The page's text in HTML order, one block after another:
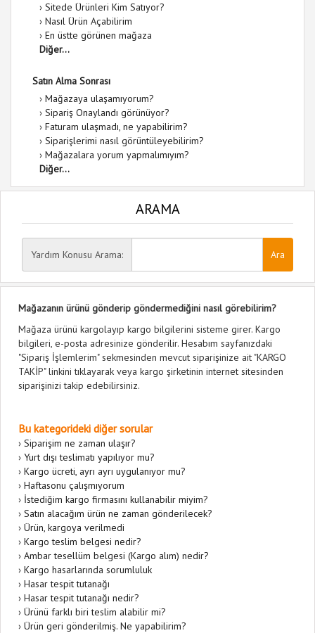
› Sitede Ürünleri Kim Satıyor?
› Nasıl Ürün Açabilirim
› En üstte görünen mağaza
Diğer...
Satın Alma Sonrası
› Mağazaya ulaşamıyorum?
› Sipariş Onaylandı görünüyor?
› Faturam ulaşmadı, ne yapabilirim?
› Siparişlerimi nasıl görüntüleyebilirim?
› Mağazalara yorum yapmalımıyım?
Diğer...
ARAMA
Yardım Konusu Arama:
Mağazanın ürünü gönderip göndermediğini nasıl görebilirim?
Mağaza ürünü kargolayıp kargo bilgilerini sisteme girer. Kargo
bilgileri, e-posta adresinize gönderilir. Hesabım sayfanızdaki
"Sipariş İşlemlerim" sekmesinden mevcut siparişinize ait "KARGO
TAKİP" linkini tıklayarak veya kargo şirketinin internet sitesinden
siparişinizi takip edebilirsiniz.
Bu kategorideki diğer sorular
› Siparişim ne zaman ulaşır?
› Yurt dışı teslimatı yapılıyor mu?
› Kargo ücreti, ayrı ayrı uygulanıyor mu?
› Haftasonu çalışmıyorum
› İstediğim kargo firmasını kullanabilir miyim?
› Satın alacağım ürün ne zaman gönderilecek?
› Ürün, kargoya verilmedi
› Kargo teslim belgesi nedir?
› Ambar tesellüm belgesi (Kargo alım) nedir?
› Kargo hasarlarında sorumluluk
› Hasar tespit tutanağı
› Hasar tespit tutanağı nedir?
› Ürünü farklı biri teslim alabilir mi?
› Ürün geri gönderilmiş. Ne yapabilirim?